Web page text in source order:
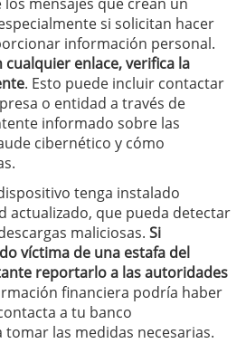
si solicitan hacer
información personal.
cualquier enlace, verifica la
. Esto puede incluir contactar
o entidad a través de
informado sobre las
cibernético y cómo
tenga instalado
actualizado, que pueda detectar
maliciosas. Si
víctima de una estafa del
reportarlo a las autoridades
financiera podría haber
a tu banco
las medidas necesarias.